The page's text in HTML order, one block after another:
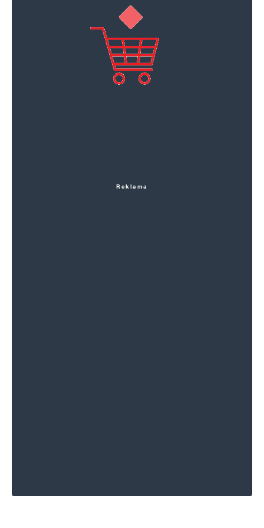
Reklama